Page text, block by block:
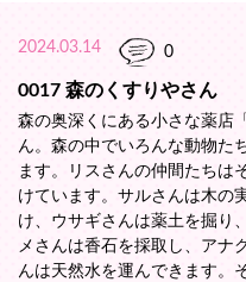
2024.03.14 0
0017 森のくすりやさん
森の奥深くにある小さな薬店
ん。森の中でいろんな動物た
ます。リスさんの仲間たちは
けています。サルさんは木の
け、ウサギさんは薬土を掘り
メさんは香石を採取し、アナ
んは天然水を運んできます。